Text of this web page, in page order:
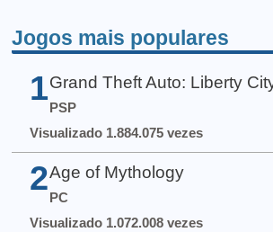
Jogos mais populares
1 Grand Theft Auto: Liberty
PSP
Visualizado 1.884.075 vezes
2 Age of Mythology
PC
Visualizado 1.072.008 vezes